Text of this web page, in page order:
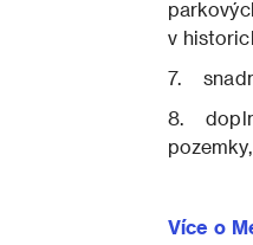
v
7.
8.
Více o